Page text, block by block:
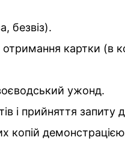
безвіз).
отримання картки (в
ужонд.
і прийняття запиту
копій демонстрацією